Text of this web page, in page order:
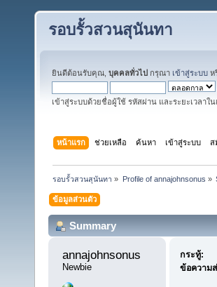
รอบรั้วสวนสุนันทา
ยินดีต้อนรับคุณ, บุคคลทั่วไป กรุณา เข้าสู่ระบบ ห
เข้าสู่ระบบด้วยชื่อผู้ใช้ รหัสผ่าน และระยะเวลาใ
หน้าแรก ช่วยเหลือ ค้นหา เข้าสู่ระบบ ส
รอบรั้วสวนสุนันทา » Profile of annajohnsonus »
ข้อมูลส่วนตัว
Summary
annajohnsonus
Newbie
กระทู้:
ข้อความ